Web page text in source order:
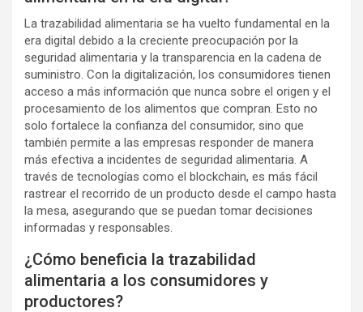
La trazabilidad alimentaria se ha vuelto fundamental en la
era digital debido a la creciente preocupación por la
seguridad alimentaria y la transparencia en la cadena de
suministro. Con la digitalización, los consumidores tienen
acceso a más información que nunca sobre el origen y el
procesamiento de los alimentos que compran. Esto no
solo fortalece la confianza del consumidor, sino que
también permite a las empresas responder de manera
más efectiva a incidentes de seguridad alimentaria. A
través de tecnologías como el blockchain, es más fácil
rastrear el recorrido de un producto desde el campo hasta
la mesa, asegurando que se puedan tomar decisiones
informadas y responsables.
¿Cómo beneficia la trazabilidad
alimentaria a los consumidores y
productores?